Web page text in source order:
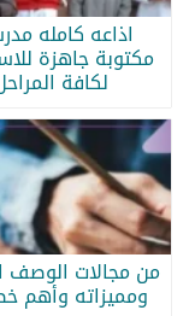
اذاعه كامله
مكتوبة جاهزة
لكافة
من مجالات الوصف
ومميزاته وأهم